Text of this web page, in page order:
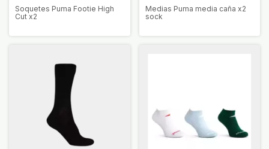
Soquetes Puma Footie High
Cut x2
Medias Puma media caña x2
sock